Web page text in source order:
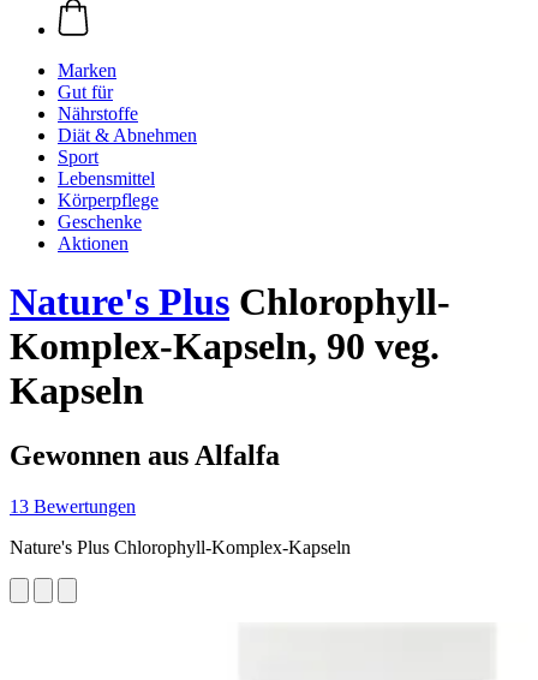
Marken
Gut für
Nährstoffe
Diät & Abnehmen
Sport
Lebensmittel
Körperpflege
Geschenke
Aktionen
Nature's Plus Chlorophyll-
Komplex-Kapseln, 90 veg.
Kapseln
Gewonnen aus Alfalfa
13 Bewertungen
Nature's Plus Chlorophyll-Komplex-Kapseln